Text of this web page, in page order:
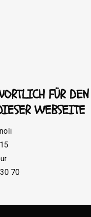
FÜR DEN
WEBSEITE
70